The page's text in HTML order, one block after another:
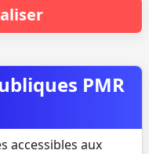
PMR
accessibles aux